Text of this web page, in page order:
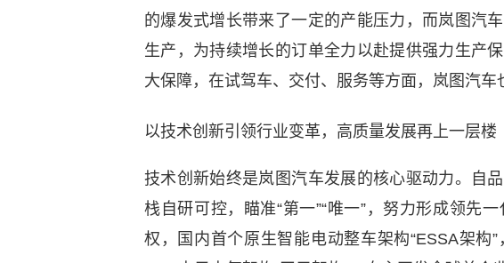
的爆发式增长带来了一定的产能压力，而岚图汽
生产，为持续增长的订单全力以赴提供强力生产
大保障，在试驾车、交付、服务等方面，岚图汽车
以技术创新引领行业变革，高质量发展再上一层楼
技术创新始终是岚图汽车发展的核心驱动力。自
栈自研可控，瞄准“第一”“唯一”，努力形成领先
权，国内首个原生智能电动整车架构“ESSA架构